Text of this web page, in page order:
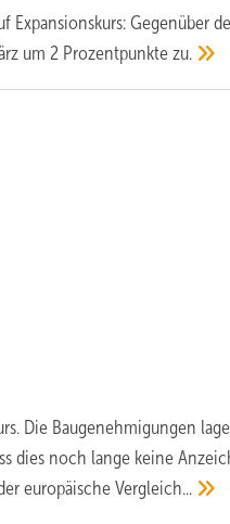
Expansionskurs: Gegenüber
um 2 Prozentpunktezu.
Die Baugenehmigungen
dies noch lange keine
europäischeVergleich...